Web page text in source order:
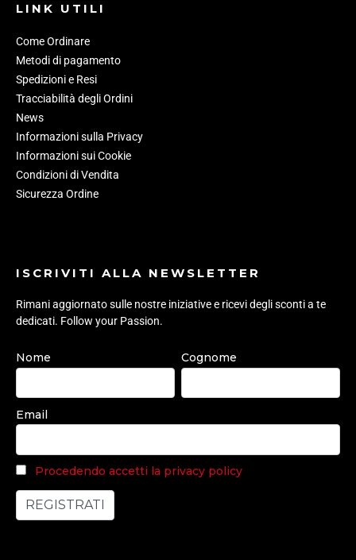
LINK UTILI
Come Ordinare
Metodi di pagamento
Spedizioni e Resi
Tracciabilità degli Ordini
News
Informazioni sulla Privacy
Informazioni sui Cookie
Condizioni di Vendita
Sicurezza Ordine
ISCRIVITI ALLA NEWSLETTER
Rimani aggiornato sulle nostre iniziative e ricevi degli sconti a te
dedicati. Follow your Passion.
Nome Cognome
Email
Procedendo accetti la privacy policy